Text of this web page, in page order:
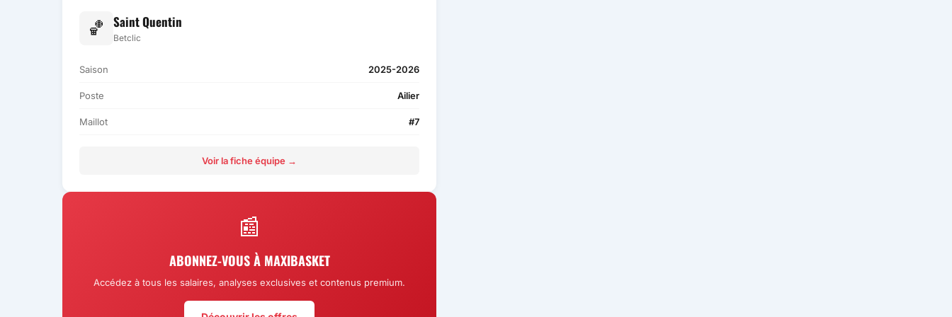
🏀 Saint Quentin
Betclic
Saison 2025-2026
Poste Ailier
Maillot #7
Voir la fiche équipe →
📰
ABONNEZ-VOUS À MAXIBASKET
Accédez à tous les salaires, analyses exclusives et contenus premium.